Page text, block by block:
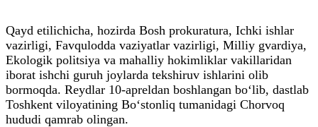
Qayd etilichicha, hozirda Bosh prokuratura, Ichki ishlar
vazirligi, Favqulodda vaziyatlar vazirligi, Milliy gvardiya,
Ekologik politsiya va mahalliy hokimliklar vakillaridan
iborat ishchi guruh joylarda tekshiruv ishlarini olib
bormoqda. Reydlar 10-apreldan boshlangan bo‘lib, dastlab
Toshkent viloyatining Bo‘stonliq tumanidagi Chorvoq
hududi qamrab olingan.